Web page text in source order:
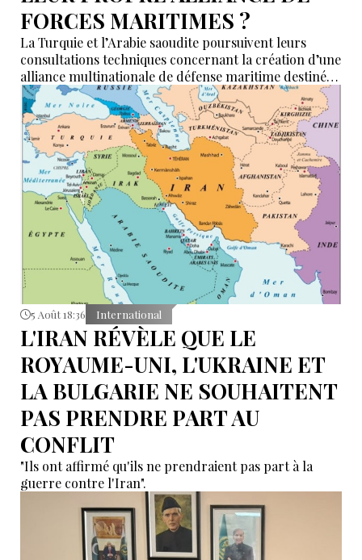
FORCES MARITIMES ?
La Turquie et l’Arabie saoudite poursuivent leurs
consultations techniques concernant la création d’une
alliance multinationale de défense maritime destinée
à garantir la sécurité de la navigation en mer Rouge,
dans le détroit de Bab el-Mandeb et dans le golfe
d’Aden.
5 Août 18:36 International
L'IRAN RÉVÈLE QUE LE
ROYAUME-UNI, L'UKRAINE ET
LA BULGARIE NE SOUHAITENT
PAS PRENDRE PART AU
CONFLIT
"Ils ont affirmé qu'ils ne prendraient pas part à la
guerre contre l'Iran".